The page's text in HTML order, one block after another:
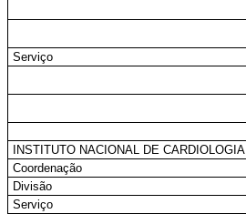
Serviço
INSTITUTO NACIONAL DE CARDIOLOGIA
Coordenação
Divisão
Serviço